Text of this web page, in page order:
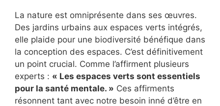
La nature est omniprésente dans ses œuvres.
Des jardins urbains aux espaces verts intégrés,
elle plaide pour une biodiversité bénéfique dans
la conception des espaces. C’est définitivement
un point crucial. Comme l’affirment plusieurs
experts : « Les espaces verts sont essentiels
pour la santé mentale. » Ces affirments
résonnent tant avec notre besoin inné d’être en